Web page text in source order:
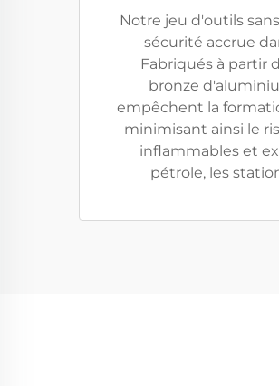
Notre jeu d'outils
sécurité accrue
Fabriqués à partir
bronze
empêchent la
minimisant ainsi le
inflammables et
pétrole, les